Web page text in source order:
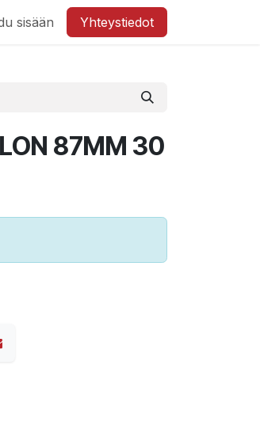
sisään Yhteystiedot
87MM 30